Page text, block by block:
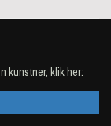
kunstner, klik her: